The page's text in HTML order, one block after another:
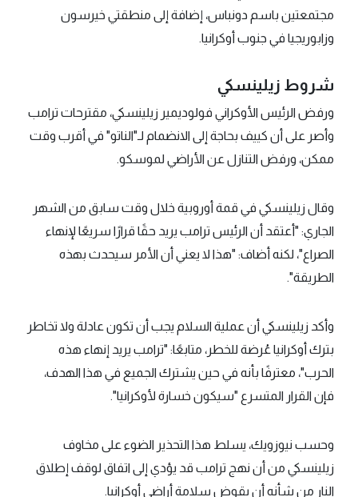
مجتمعتين باسم دونباس، إضافة إلى منطقتي خيرسون
وزابوريجيا في جنوب أوكرانيا.
شروط زيلينسكي
ورفض الرئيس الأوكراني فولوديمير زيلينسكي، مقترحات ترامب
وأصر على أن كييف بحاجة إلى الانضمام لـ"الناتو" في أقرب وقت
ممكن، ورفض التنازل عن الأراضي لموسكو.
وقال زيلينسكي في قمة أوروبية خلال وقت سابق من الشهر
الجاري: "أعتقد أن الرئيس ترامب يريد حقًا قرارًا سريعًا لإنهاء
الصراع"، لكنه أضاف: "هذا لا يعني أن الأمر سيحدث بهذه
الطريقة".
وأكد زيلينسكي أن عملية السلام يجب أن تكون عادلة ولا تخاطر
بترك أوكرانيا عُرضة للخطر، متابعًا: "ترامب يريد إنهاء هذه
الحرب"، معترفًا بأنه في حين يشترك الجميع في هذا الهدف،
فإن القرار المتسرع "سيكون خسارة لأوكرانيا".
وحسب نيوزويك، يسلط هذا التحذير الضوء على مخاوف
زيلينسكي من أن نهج ترامب قد يؤدي إلى اتفاق لوقف إطلاق
النار من شأنه أن يقوض سلامة أراضي أوكرانيا.